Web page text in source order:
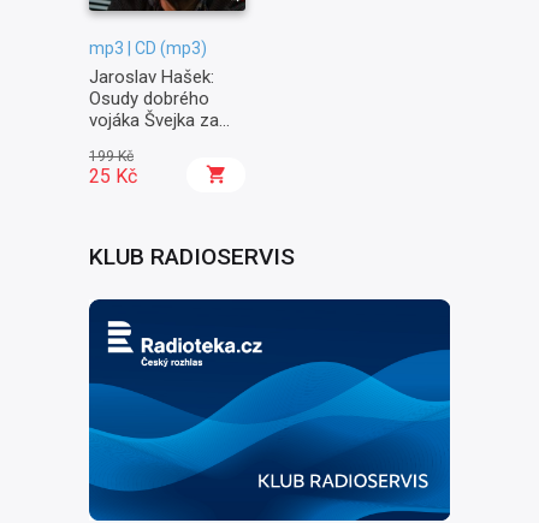
mp3 | CD (mp3)
Jaroslav Hašek:
Osudy dobrého
vojáka Švejka za
Na frontě
199 Kč
25 Kč
KLUB RADIOSERVIS